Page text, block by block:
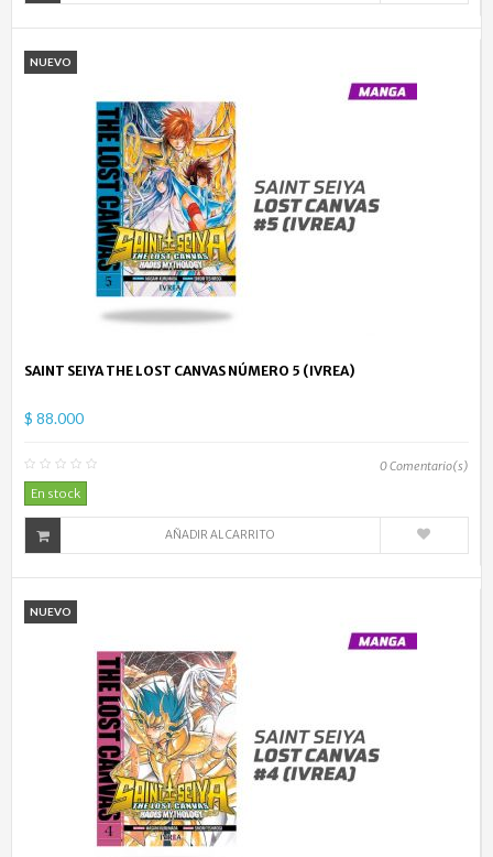
NUEVO
SAINT SEIYA THE LOST CANVAS NÚMERO 5 (IVREA)
$ 88.000
0Comentario(s)
En stock
AÑADIR AL CARRITO
NUEVO